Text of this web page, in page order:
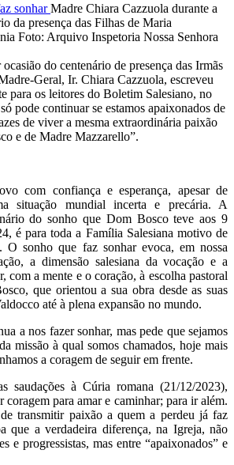
Madre Chiara Cazzuola durante a
da presença das Filhas de Maria
Foto: Arquivo Inspetoria Nossa Senhora
do centenário de presença das Irmãs
Geral, Ir. Chiara Cazzuola, escreveu
para os leitores do Boletim Salesiano, no
pode continuar se estamos apaixonados de
de viver a mesma extraordinária paixão
e de Madre Mazzarello”.
com confiança e esperança, apesar de
situação mundial incerta e precária. A
do sonho que Dom Bosco teve aos 9
é para toda a Família Salesiana motivo de
O sonho que faz sonhar evoca, em nossa
a dimensão salesiana da vocação e a
com a mente e o coração, à escolha pastoral
que orientou a sua obra desde as suas
até à plena expansão no mundo.
a nos fazer sonhar, mas pede que sejamos
missão à qual somos chamados, hoje mais
a coragem de seguir em frente.
saudações à Cúria romana (21/12/2023),
coragem para amar e caminhar; para ir além.
transmitir paixão a quem a perdeu já faz
que a verdadeira diferença, na Igreja, não
e progressistas, mas entre “apaixonados” e